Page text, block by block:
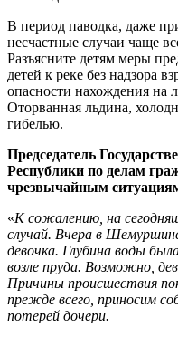
В период паводка, даже
несчастные случаи чаще
Разъясните детям меры
детей к реке без надзора
опасности нахождения на
Оторванная льдина,
гибелью.
Председатель
Республики по делам
чрезвычайным
«К сожалению, на
случай. Вчера в
девочка. Глубина воды
возле пруда. Возможно,
Причины происшествия
прежде всего, приносим
потерей дочери.